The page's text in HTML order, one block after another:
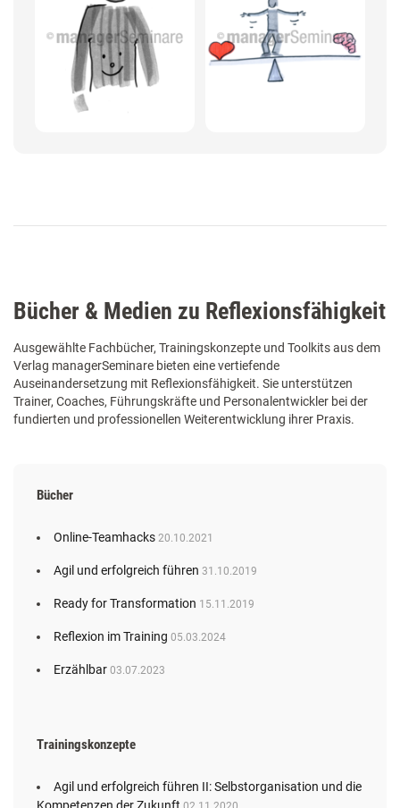
Bücher & Medien zu Reflexionsfähigkeit
Ausgewählte Fachbücher, Trainingskonzepte und Toolkits aus dem
Verlag managerSeminare bieten eine vertiefende
Auseinandersetzung mit Reflexionsfähigkeit. Sie unterstützen
Trainer, Coaches, Führungskräfte und Personalentwickler bei der
fundierten und professionellen Weiterentwicklung ihrer Praxis.
Bücher
Online-Teamhacks 20.10.2021
Agil und erfolgreich führen 31.10.2019
Ready for Transformation 15.11.2019
Reflexion im Training 05.03.2024
Erzählbar 03.07.2023
Trainingskonzepte
Agil und erfolgreich führen II: Selbstorganisation und die